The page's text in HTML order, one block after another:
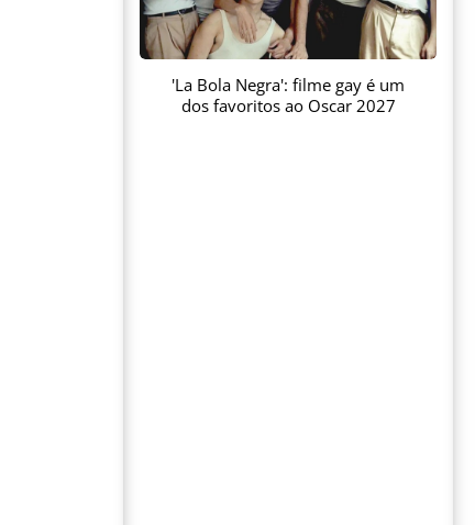
'La Bola Negra': filme gay é um
dos favoritos ao Oscar 2027